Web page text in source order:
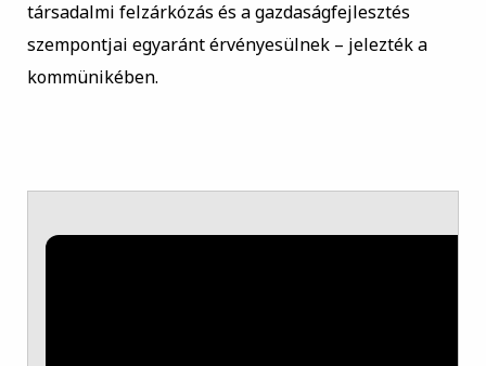
társadalmi felzárkózás és a gazdaságfejlesztés
szempontjai egyaránt érvényesülnek – jelezték a
kommünikében.